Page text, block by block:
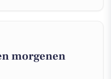
morgenen